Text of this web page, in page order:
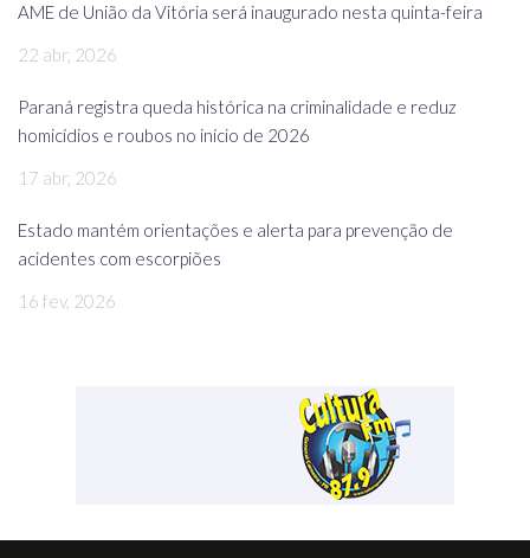
AME de União da Vitória será inaugurado nesta quinta-feira
22 abr, 2026
Paraná registra queda histórica na criminalidade e reduz
homicídios e roubos no início de 2026
17 abr, 2026
Estado mantém orientações e alerta para prevenção de
acidentes com escorpiões
16 fev, 2026